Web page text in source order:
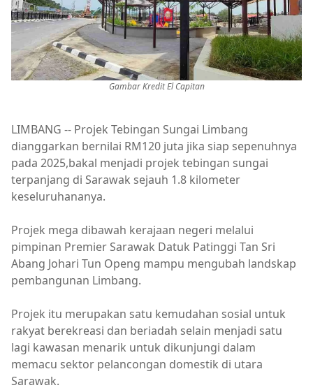
Gambar Kredit El Capitan
LIMBANG -- Projek Tebingan Sungai Limbang
dianggarkan bernilai RM120 juta jika siap sepenuhnya
pada 2025,bakal menjadi projek tebingan sungai
terpanjang di Sarawak sejauh 1.8 kilometer
keseluruhananya.
Projek mega dibawah kerajaan negeri melalui
pimpinan Premier Sarawak Datuk Patinggi Tan Sri
Abang Johari Tun Openg mampu mengubah landskap
pembangunan Limbang.
Projek itu merupakan satu kemudahan sosial untuk
rakyat berekreasi dan beriadah selain menjadi satu
lagi kawasan menarik untuk dikunjungi dalam
memacu sektor pelancongan domestik di utara
Sarawak.